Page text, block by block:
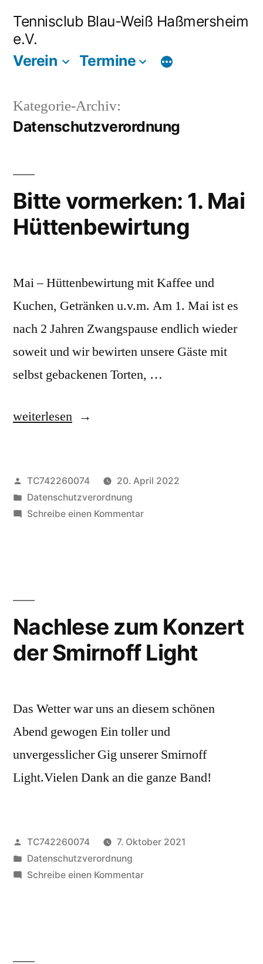
Inhalt
springen
Tennisclub Blau-Weiß Haßmersheim
e.V.
Verein
Termine
Kategorie-Archiv:
Datenschutzverordnung
Bitte vormerken: 1. Mai
Hüttenbewirtung
Mai – Hüttenbewirtung mit Kaffee und
Kuchen, Getränken u.v.m. Am 1. Mai ist es
nach 2 Jahren Zwangspause endlich wieder
soweit und wir bewirten unsere Gäste mit
selbst gebackenen Torten, …
„Bitte
Mai
Hüttenbewirtung“
weiterlesen
Veröffentlicht
von
TC742260074
20. April 2022
Veröffentlicht
unter
Datenschutzverordnung
Schreibe einen Kommentarzu
Nachlese zum Konzert
der Smirnoff Light
Das Wetter war uns an diesem schönen
Abend gewogen Ein toller und
unvergesslicher Gig unserer Smirnoff
Light.Vielen Dank an die ganze Band!
Veröffentlicht
von
TC742260074
7. Oktober 2021
Veröffentlicht
unter
Datenschutzverordnung
Schreibe einen Kommentarzu